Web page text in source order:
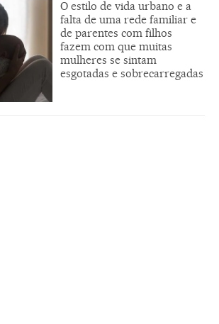
O estilo de vida urbano e a
falta de uma rede familiar e
de parentes com filhos
fazem com que muitas
mulheres se sintam
esgotadas e sobrecarregadas